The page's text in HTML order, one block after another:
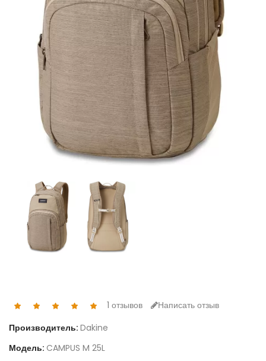
1 отзывов
Написать отзыв
Производитель: Dakine
Модель: CAMPUS M 25L